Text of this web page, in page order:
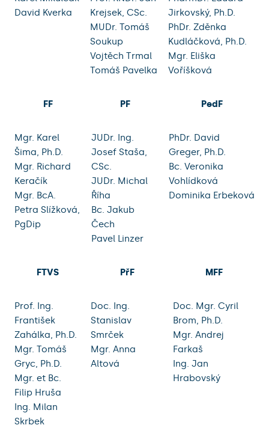
David Kverka
Krejsek, CSc.
MUDr. Tomáš
Soukup
Vojtěch Trmal
Tomáš Pavelka
Jirkovský, Ph.D.
PhDr. Zděnka
Kudláčková, Ph.D.
Mgr. Eliška
Voříšková
FF PF PedF
Mgr. Karel
Šima, Ph.D.
Mgr. Richard
Keračík
Mgr. BcA.
Petra Slížková,
PgDip
JUDr. Ing.
Josef Staša,
CSc.
JUDr. Michal
Říha
Bc. Jakub
Čech
Pavel Linzer
PhDr. David
Greger, Ph.D.
Bc. Veronika
Vohlídková
Dominika Erbeková
FTVS PřF MFF
Prof. Ing.
František
Zahálka, Ph.D.
Mgr. Tomáš
Gryc, Ph.D.
Mgr. et Bc.
Filip Hruša
Ing. Milan
Skrbek
Doc. Ing.
Stanislav
Smrček
Mgr. Anna
Altová
Doc. Mgr. Cyril
Brom, Ph.D.
Mgr. Andrej
Farkaš
Ing. Jan
Hrabovský